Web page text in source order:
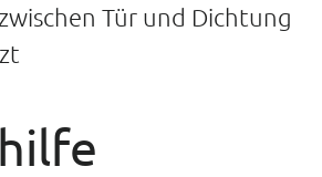
Tür und Dichtung